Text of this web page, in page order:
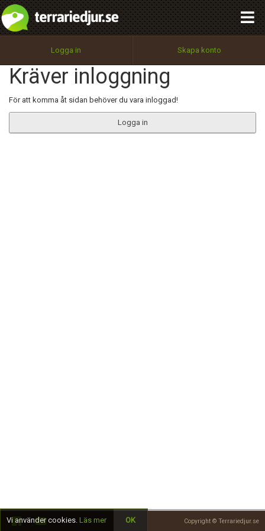
Logga in Skapa konto
Kräver inloggning
För att komma åt sidan behöver du vara inloggad!
Logga in
Copyright © Terrariedjur.se
Utför
100%
OK
integritetspolicy
Namn:
Epost:
Begär nytt lösenord
Tillbaka till förstasidan
Vi använder cookies. Läs mer OK